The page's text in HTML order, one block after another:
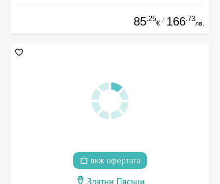
85.25
€ / 166.73
лв.
виж офертата
Златни Пясъци